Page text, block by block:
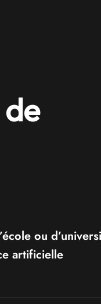
ou
artificielle